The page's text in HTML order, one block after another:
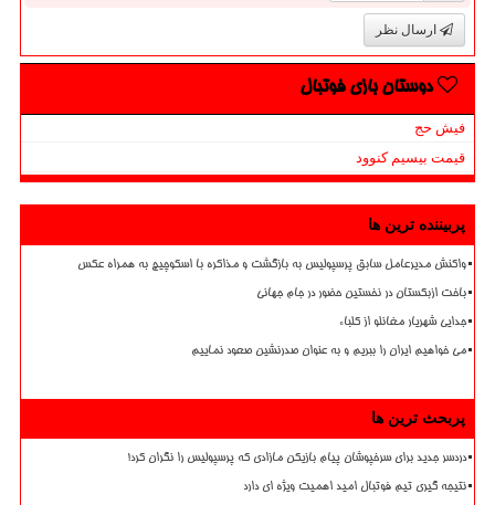
ارسال نظر
دوستان بازی فوتبال
فیش حج
قیمت بیسیم کنوود
پربیننده ترین ها
واکنش مدیرعامل سابق پرسپولیس به بازگشت و مذاکره با اسکوچیچ به همراه عکس
باخت ازبکستان در نخستین حضور در جام جهانی
جدایی شهریار مغانلو از کلباء
می خواهیم ایران را ببریم و به عنوان صدرنشین صعود نماییم
پربحث ترین ها
دردسر جدید برای سرخپوشان پیام بازیکن مازادی که پرسپولیس را نگران کرد!
نتیجه گیری تیم فوتبال امید اهمیت ویژه ای دارد